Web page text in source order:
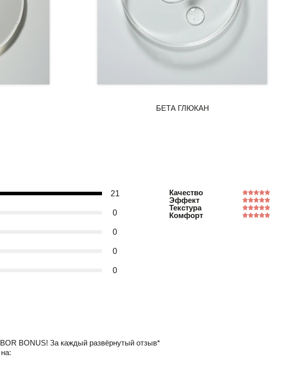
21
0
0
0
0
Качество
Эффект
Текстура
Комфорт
BONUS! За каждый развёрнутый отзыв*